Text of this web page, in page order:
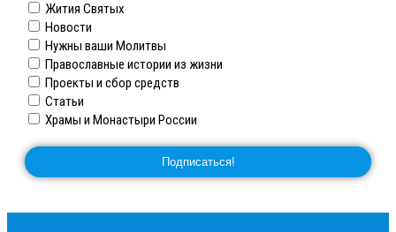
Жития Святых
Новости
Нужны ваши Молитвы
Православные истории из жизни
Проекты и сбор средств
Статьи
Храмы и Монастыри России